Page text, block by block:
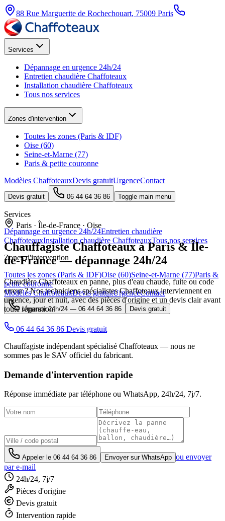
88 Rue Marguerite de Rochechouart, 75009 Paris
Services
Dépannage en urgence 24h/24
Entretien chaudière Chaffoteaux
Installation chaudière Chaffoteaux
Tous nos services
Zones d'intervention
Toutes les zones (Paris & IDF)
Oise (60)
Seine-et-Marne (77)
Paris & petite couronne
Modèles ChaffoteauxDevis gratuitUrgenceContact
Devis gratuit 06 44 64 36 86 Toggle main menu
Services
Dépannage en urgence 24h/24Entretien chaudière
ChaffoteauxInstallation chaudière ChaffoteauxTous nos services
Zones d'intervention
Toutes les zones (Paris & IDF)Oise (60)Seine-et-Marne (77)Paris &
petite couronne
Modèles ChaffoteauxDevis gratuitUrgenceContact
Urgence 24h/24 — 06 44 64 36 86 Devis gratuit
Paris · Île-de-France · Oise
ChauffagisteChaffoteauxà Paris & Île-
de-France — dépannage 24h/24
Chaudière Chaffoteaux en panne, plus d'eau chaude, fuite ou code
erreur ? Nos techniciens spécialistes Chaffoteaux interviennent en
urgence, jour et nuit, avec des pièces d'origine et un devis clair avant
toute réparation.
06 44 64 36 86 Devis gratuit
Chauffagiste indépendant spécialisé Chaffoteaux — nous ne
sommes pas le SAV officiel du fabricant.
Demande d'intervention rapide
Réponse immédiate par téléphone ou WhatsApp, 24h/24, 7j/7.
Appeler le 06 44 64 36 86 Envoyer sur WhatsApp ou envoyer
par e-mail
24h/24, 7j/7
Pièces d'origine
Devis gratuit
Intervention rapide